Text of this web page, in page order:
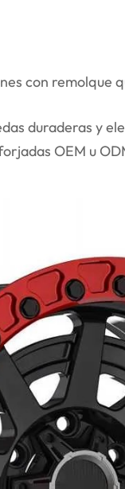
con remolque
duraderas y
OEM u